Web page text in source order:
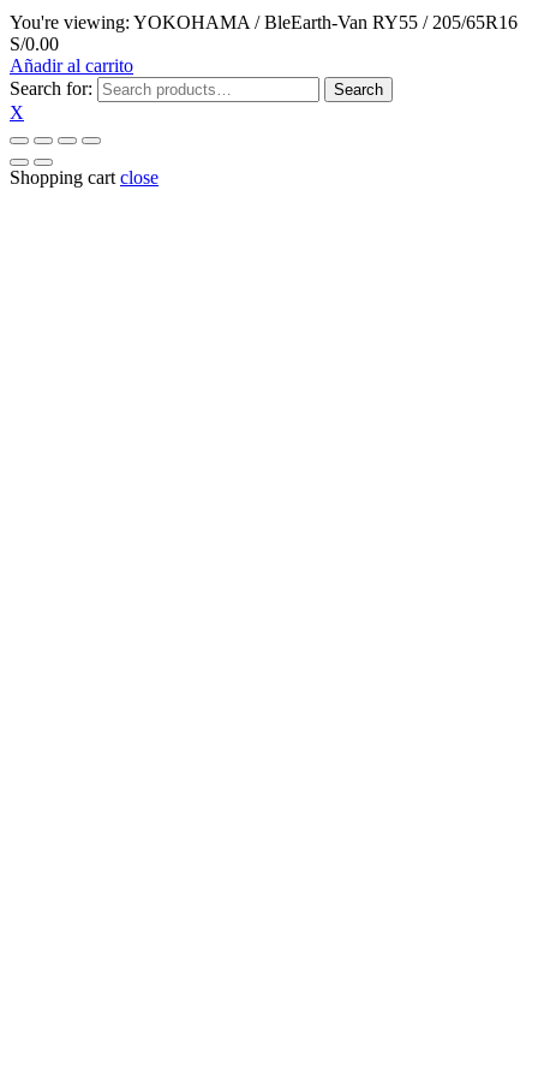
You're viewing: YOKOHAMA / BleEarth-Van RY55 / 205/65R16
S/0.00
Añadir al carrito
Search for:
Search
X
Shopping cart close